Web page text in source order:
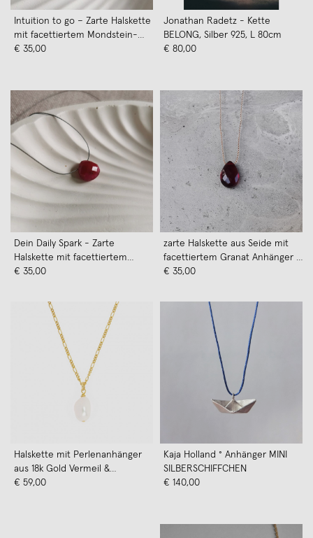
Intuition to go – Zarte Halskette
mit facettiertem Mondstein-
Anhänger und Verschluss in Gold
€ 35,00
Jonathan Radetz - Kette
BELONG, Silber 925, L 80cm
€ 80,00
Dein Daily Spark - Zarte
Halskette mit facettiertem
Rubin-Anhänger und Verschluss
€ 35,00
zarte Halskette aus Seide mit
facettiertem Granat Anhänger -
KIZZU Schmuck
€ 35,00
Halskette mit Perlenanhänger
aus 18k Gold Vermeil &
Süßwasserperle | Paeoni Colors
€ 59,00
Kaja Holland ° Anhänger MINI
SILBERSCHIFFCHEN
€ 140,00